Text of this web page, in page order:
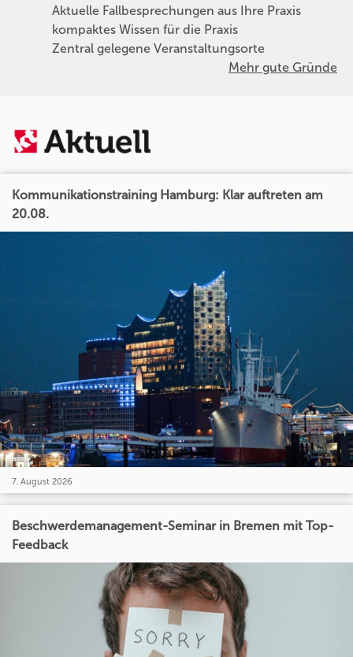
Aktuelle Fallbesprechungen aus Ihre Praxis
kompaktes Wissen für die Praxis
Zentral gelegene Veranstaltungsorte
Mehr gute Gründe
Kommunikationstraining Hamburg: Klar auftreten am
20.08.
7. August 2026
Beschwerdemanagement-Seminar in Bremen mit Top-
Feedback